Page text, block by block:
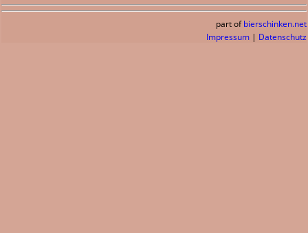
part of bierschinken.net
Impressum | Datenschutz